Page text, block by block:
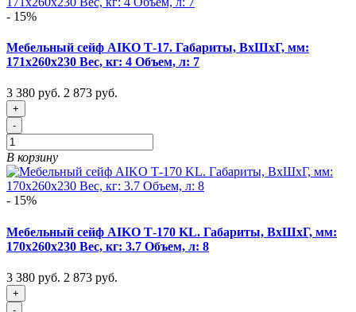
- 15%
Мебельный сейф AIKO Т-17. Габариты, ВxШxГ, мм:
171x260x230 Вес, кг: 4 Объем, л: 7
3 380 руб. 2 873 руб.
+
-
В корзину
- 15%
Мебельный сейф AIKO Т-170 KL. Габариты, ВxШxГ, мм:
170x260x230 Вес, кг: 3.7 Объем, л: 8
3 380 руб. 2 873 руб.
+